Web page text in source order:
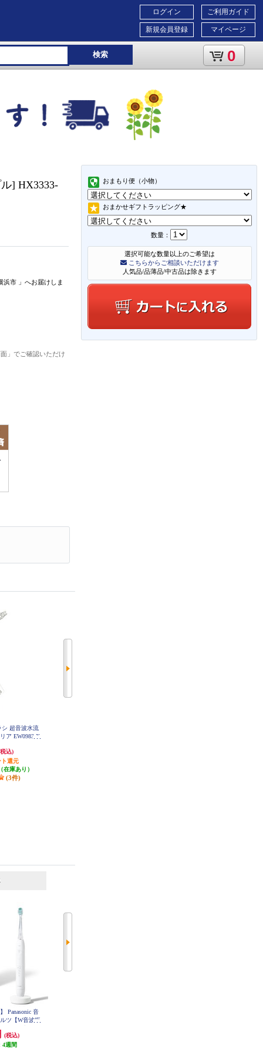
ご利用ガイド
マイページ
ログイン
新規会員登録
検索 0
おまもり便（小物）
おまかせギフトラッピング★
数量：
選択可能な数量以上のご希望は
こちらからご相談いただけます
人気品/品薄品/中古品は除きます
] HX3333-
浜市 」 へお届けしま
」でご確認いただけ
シ 超音波水流
ア EW0983-X
込)
ト還元
在庫あり）
(3件)
Panasonic 音
ツ【W音波振
DP38-W
(税込)
4週間